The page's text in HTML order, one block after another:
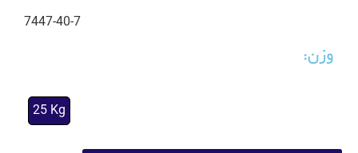
7447-40-7
وزن:
25 Kg